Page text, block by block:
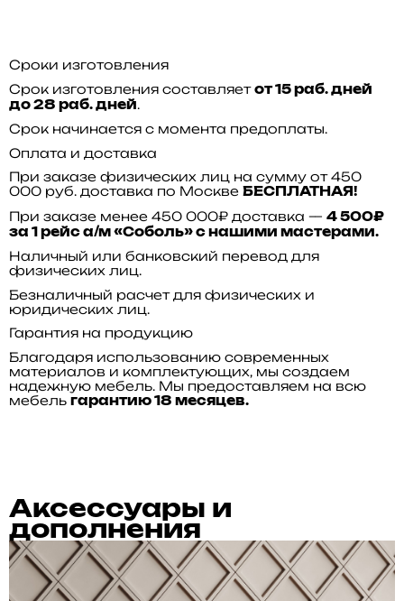
Сроки изготовления
Срок изготовления составляет от 15 раб. дней
до 28 раб. дней.
Срок начинается с момента предоплаты.
Оплата и доставка
При заказе физических лиц на сумму от 450
000 руб. доставка по Москве БЕСПЛАТНАЯ!
При заказе менее 450 000₽ доставка — 4 500₽
за 1 рейс а/м «Соболь» с нашими мастерами.
Наличный или банковский перевод для
физических лиц.
Безналичный расчет для физических и
юридических лиц.
Гарантия на продукцию
Благодаря использованию современных
материалов и комплектующих, мы создаем
надежную мебель. Мы предоставляем на всю
мебель гарантию 18 месяцев.
Аксессуары и
дополнения